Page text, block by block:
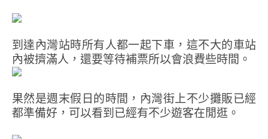
到達內灣站時所有人都一起下車，這不大的車站
內被擠滿人，還要等待補票所以會浪費些時間。
果然是週末假日的時間，內灣街上不少攤販已經
都準備好，可以看到已經有不少遊客在閒逛。